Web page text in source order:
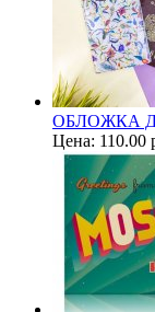
ОБЛОЖКА
Цена: 110.00